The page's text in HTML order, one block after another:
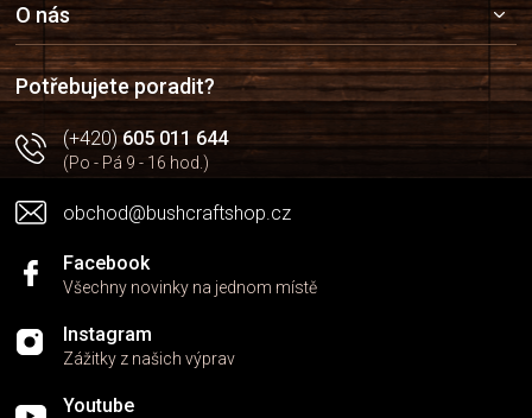
a
t
í
O nás
Potřebujete poradit?
(+420)605 011 644
(Po - Pá 9 - 16 hod.)
obchod@bushcraftshop.cz
Facebook
Všechny novinky na jednom místě
Instagram
Zážitky z našich výprav
Youtube